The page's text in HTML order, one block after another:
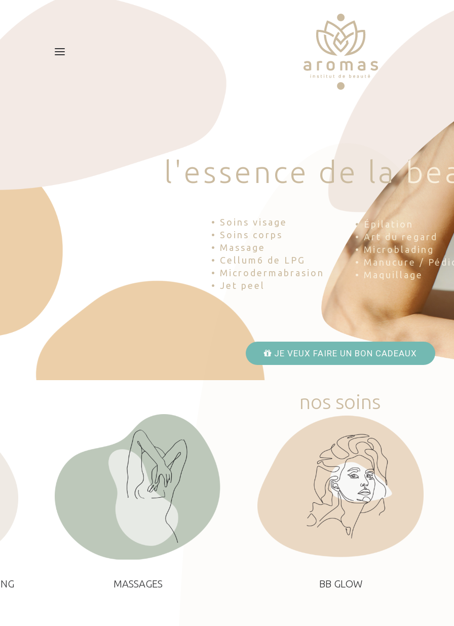
l 'esse nce d e la be
• Soins visage
• Soins corps
• Massage
• Cellum6 de LPG
• Microdermabrasion
• Jet peel
• Épilation
• Art du regard
• Microblading
• Manucure /
• Maquillage
JE VEUX FAIRE UN BON CADEAUX
nos soins
MASSAGES BB GLOW